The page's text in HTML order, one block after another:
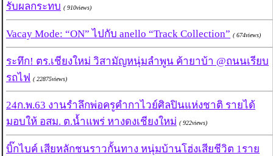
รับผลกระทบ ( 910views)
Vacay Mode: “ON” ไปกับ anello “Track Collection” ( 674views)
ระทึก! ตร.เชียงใหม่ วิสามัญหนุ่มลำพูน ค้ายาบ้า @ถนนเรียบ
รถไฟ ( 22875views)
24ก.พ.63 งานรำลึกพ่อครูคำกาไวย์ศิลปินแห่งชาติ รายได้
มอบให้ อสม. ต.น้ำแพร่ หางดงเชียงใหม่ ( 922views)
บิ๊กไบค์ เสียหลักชนราวกั้นทาง หนุ่มบ้านโฮ่งเสียชีวิต 1ราย